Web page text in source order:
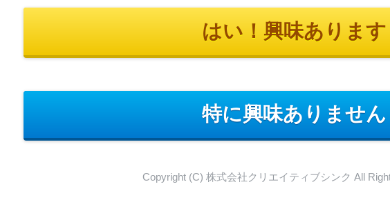
はい！興味あります
特に興味ありません
Copyright (C) 株式会社クリエイティブシンク All